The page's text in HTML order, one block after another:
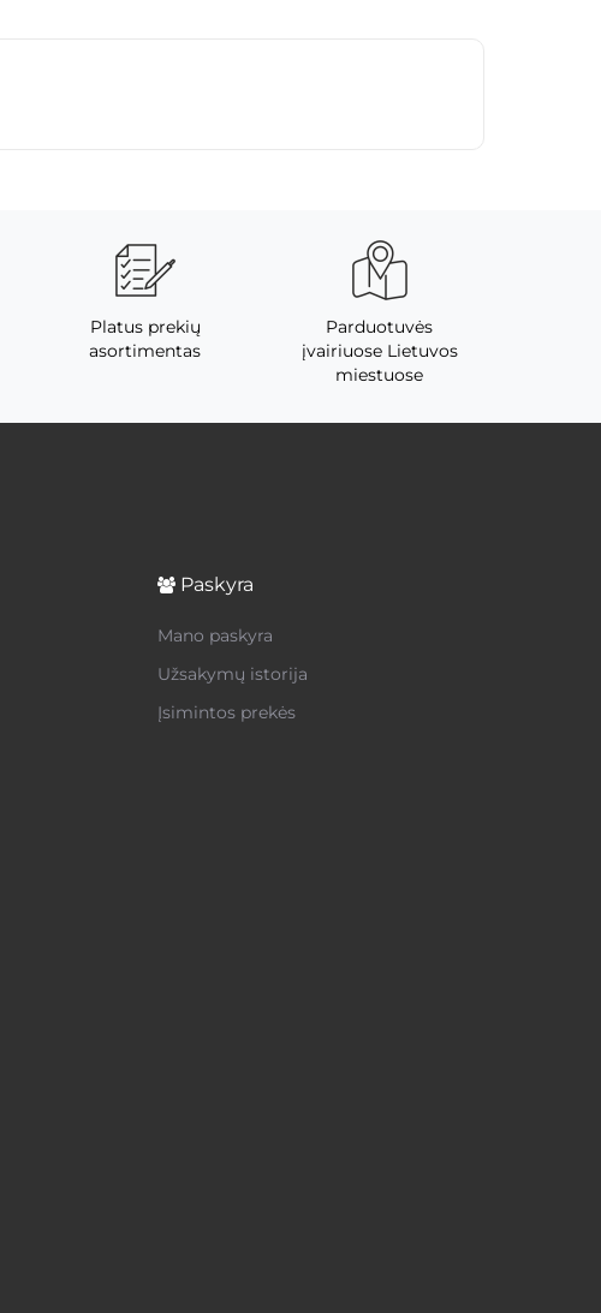
Platus prekių
asortimentas
Parduotuvės
įvairiuose Lietuvos
miestuose
Paskyra
Mano paskyra
Užsakymų istorija
Įsimintos prekės